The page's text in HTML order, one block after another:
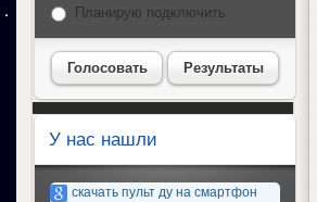
Планирую подключить
Голосовать Результаты
У нас нашли
скачать пульт ду на смартфон